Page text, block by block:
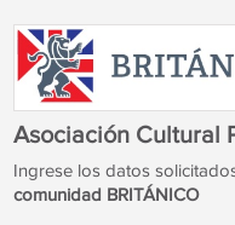
Asociación Cultural
Ingrese los datos
comunidad BRITÁNICO